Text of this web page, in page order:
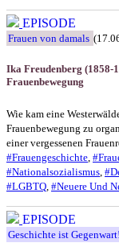
EPISODE
Frauen von damals
Ika Freudenberg (1858-
Frauenbewegung
Wie kam eine
Frauenbewegung zu
einer vergessenen
#Frauengeschichte
#Nationalsozialismus
#LGBTQ #Neuere Und
EPISODE
Geschichte ist Gegenwart!